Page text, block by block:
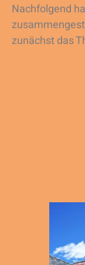
Nachfolgend
zunächst das